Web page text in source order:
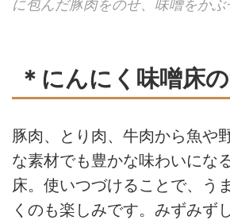
に包んだ豚肉をのせ、味噌をかぶ
＊にんにく味噌床
豚肉、とり肉、牛肉から魚や
な素材でも豊かな味わいにな
床。使いつづけることで、う
くのも楽しみです。みずみず